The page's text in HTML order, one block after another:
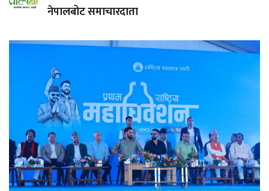
नेपालबोट समाचारदाता